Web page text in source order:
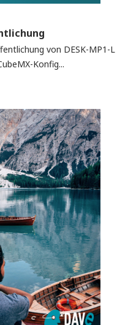
von DESK-MP1-L
Konfig...